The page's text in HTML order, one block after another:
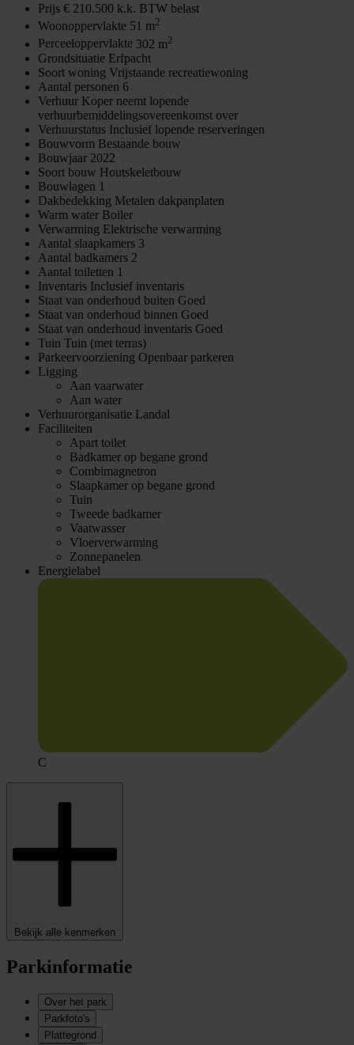
Prijs € 210.500 k.k. BTW belast
Woonoppervlakte 51 m2
Perceeloppervlakte 302 m2
Grondsituatie Erfpacht
Soort woning Vrijstaande recreatiewoning
Aantal personen 6
Verhuur Koper neemt lopende
verhuurbemiddelingsovereenkomst over
Verhuurstatus Inclusief lopende reserveringen
Bouwvorm Bestaande bouw
Bouwjaar 2022
Soort bouw Houtskeletbouw
Bouwlagen 1
Dakbedekking Metalen dakpanplaten
Warm water Boiler
Verwarming Elektrische verwarming
Aantal slaapkamers 3
Aantal badkamers 2
Aantal toiletten 1
Inventaris Inclusief inventaris
Staat van onderhoud buiten Goed
Staat van onderhoud binnen Goed
Staat van onderhoud inventaris Goed
Tuin Tuin (met terras)
Parkeervoorziening Openbaar parkeren
Ligging
Aan vaarwater
Aan water
Verhuurorganisatie Landal
Faciliteiten
Apart toilet
Badkamer op begane grond
Combimagnetron
Slaapkamer op begane grond
Tuin
Tweede badkamer
Vaatwasser
Vloerverwarming
Zonnepanelen
Energielabel
C
Bekijk alle kenmerken
Parkinformatie
Over het park
Parkfoto's
Plattegrond